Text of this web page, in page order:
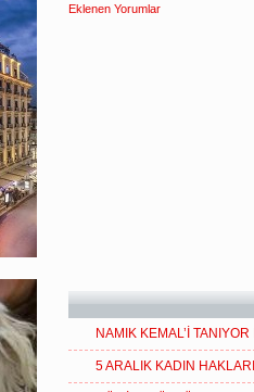
Eklenen Yorumlar
NAMIK KEMAL’İ
5 ARALIK KADIN